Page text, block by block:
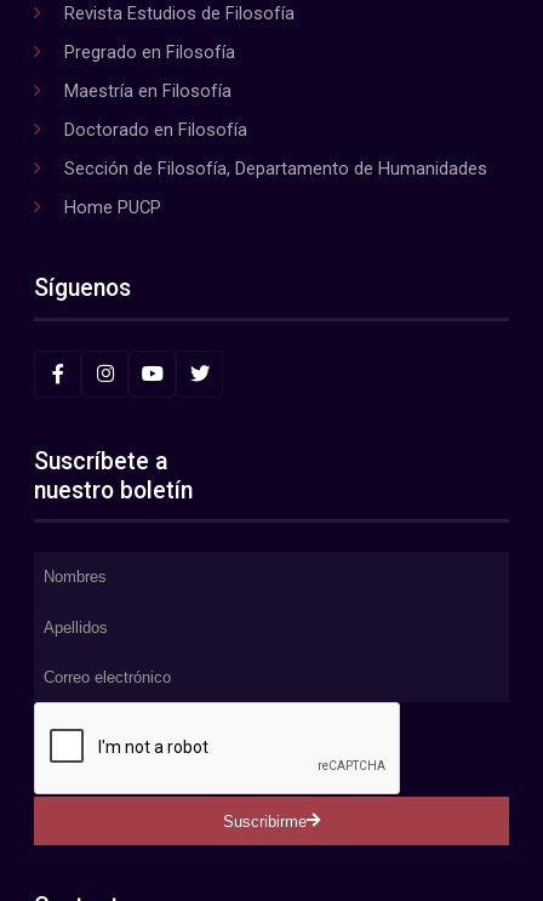
Revista Estudios de Filosofía
Pregrado en Filosofía
Maestría en Filosofía
Doctorado en Filosofía
Sección de Filosofía, Departamento de Humanidades
Home PUCP
Síguenos
Suscríbete a
nuestro boletín
Suscribirme